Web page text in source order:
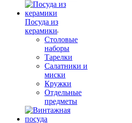
Посуда из
керамики
Столовые
наборы
Тарелки
Салатники и
миски
Кружки
Отдельные
предметы